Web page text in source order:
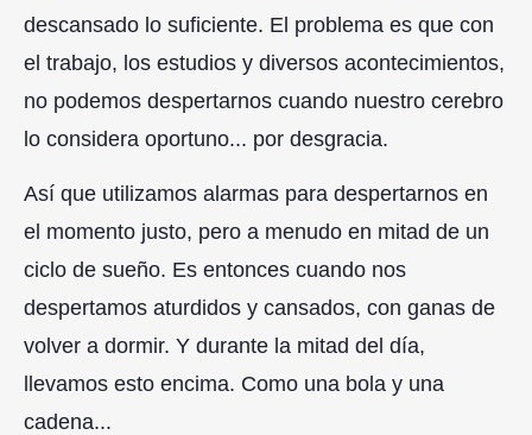
descansado lo suficiente. El problema es que con
el trabajo, los estudios y diversos acontecimientos,
no podemos despertarnos cuando nuestro cerebro
lo considera oportuno... por desgracia.
Así que utilizamos alarmas para despertarnos en
el momento justo, pero a menudo en mitad de un
ciclo de sueño. Es entonces cuando nos
despertamos aturdidos y cansados, con ganas de
volver a dormir. Y durante la mitad del día,
llevamos esto encima. Como una bola y una
cadena...